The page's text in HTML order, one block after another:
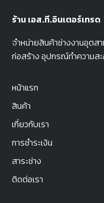
ร้าน เอส.ที.อินเตอร์เทรด
จำหน่ายสินค้าช่างงานอุตส
ก่อสร้าง อุปกรณ์ทำความส
หน้าแรก
สินค้า
เกี่ยวกับเรา
การชำระเงิน
สาระช่าง
ติดต่อเรา